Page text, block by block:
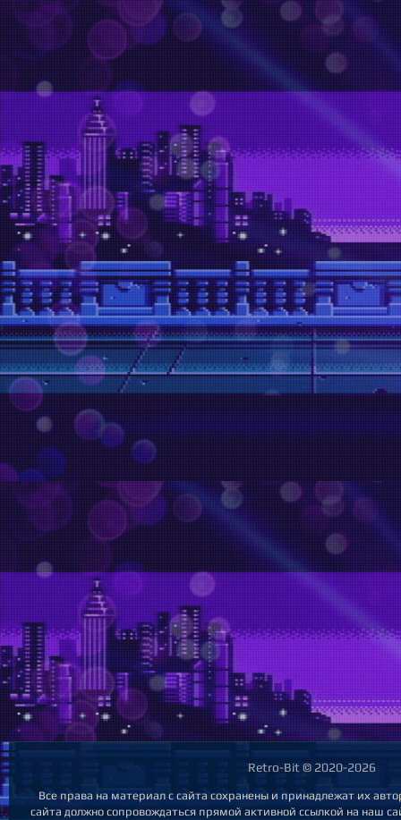
Retro-Bit © 2020-2026
Все права на материал с сайта сохранены и принадлежат их
сайта должно сопровождаться прямой активной ссылкой на наш